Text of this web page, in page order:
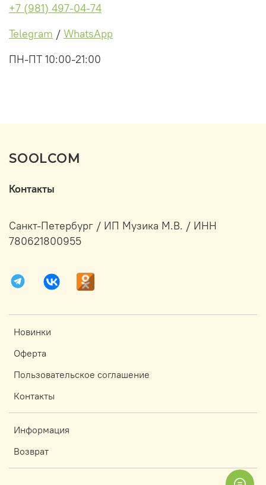
+7 (981) 497-04-74
Telegram / WhatsApp
ПН-ПТ 10:00-21:00
SOOLCOM
Новинки
Оферта
Пользовательское соглашение
Контакты
Информация
Возврат
Контакты
Санкт-Петербург / ИП Музика М.В. / ИНН
780621800955